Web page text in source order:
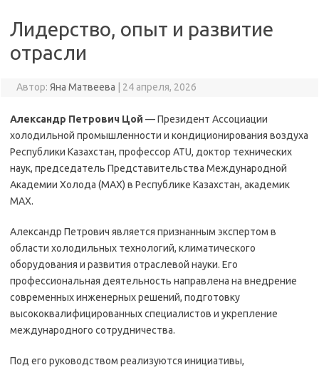
Лидерство, опыт и развитие
отрасли
Автор: Яна Матвеева 24 апреля, 2026
Александр Петрович Цой — Президент Ассоциации
холодильной промышленности и кондиционирования воздуха
Республики Казахстан, профессор ATU, доктор технических
наук, председатель Представительства Международной
Академии Холода (МАХ) в Республике Казахстан, академик
МАХ.
Александр Петрович является признанным экспертом в
области холодильных технологий, климатического
оборудования и развития отраслевой науки. Его
профессиональная деятельность направлена на внедрение
современных инженерных решений, подготовку
высококвалифицированных специалистов и укрепление
международного сотрудничества.
Под его руководством реализуются инициативы,